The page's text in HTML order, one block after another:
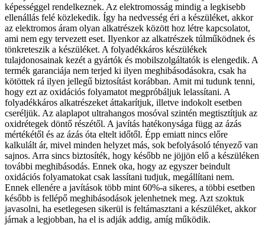
képességgel rendelkeznek. Az elektromosság mindig a legkisebb
ellenállás felé közlekedik. Így ha nedvesség éri a készüléket, akkor
az elektromos áram olyan alkatrészek között hoz létre kapcsolatot,
ami nem egy tervezett eset. Ilyenkor az alkatrészek túlműködnek és
tönkreteszik a készüléket. A folyadékkáros készülékek
tulajdonosainak kezét a gyártók és mobilszolgáltatók is elengedik. A
termék garanciája nem terjed ki ilyen meghibásodásokra, csak ha
kötöttek rá ilyen jellegű biztosítást korábban. Amit mi tudunk tenni,
hogy ezt az oxidációs folyamatot megpróbáljuk lelassítani. A
folyadékkáros alkatrészeket áttakarítjuk, illetve indokolt esetben
cseréljük. Az alaplapot ultrahangos mosóval szintén megtisztítjuk az
oxidrétegek döntő részétől. A javítás hatékonysága függ az ázás
mértékétől és az ázás óta eltelt időtől. Épp emiatt nincs előre
kalkulált ár, mivel minden helyzet más, sok befolyásoló tényező van
sajnos. Arra sincs biztosíték, hogy később ne jöjjön elő a készüléken
további meghibásodás. Ennek oka, hogy az egyszer beindult
oxidációs folyamatokat csak lassítani tudjuk, megállítani nem.
Ennek ellenére a javítások több mint 60%-a sikeres, a többi esetben
később is fellépő meghibásodások jelenhetnek meg. Azt szoktuk
javasolni, ha esetlegesen sikerül is feltámasztani a készüléket, akkor
járnak a legjobban, ha el is adják addig, amíg működik.